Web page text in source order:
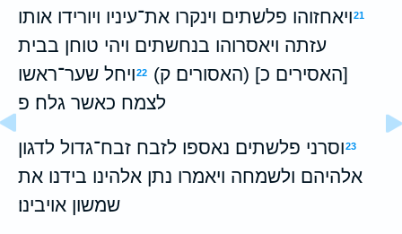
21ויאחזוהו פלשתים וינקרו את־עיניו ויורידו אותו
עזתה ויאסרוהו בנחשתים ויהי טוחן בבית
[האסירים כ] (האסורים׃ ק)
22ויחל שער־ראשו
לצמח כאשר גלח׃ פ
23וסרני פלשתים נאספו לזבח זבח־גדול לדגון
אלהיהם ולשמחה ויאמרו נתן אלהינו בידנו את
שמשון אויבינו׃